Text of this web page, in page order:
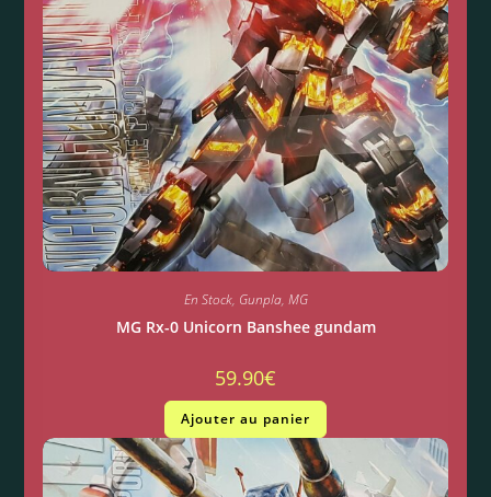
En Stock, Gunpla, MG
MG Rx-0 Unicorn Banshee gundam
59.90€
Ajouter au panier